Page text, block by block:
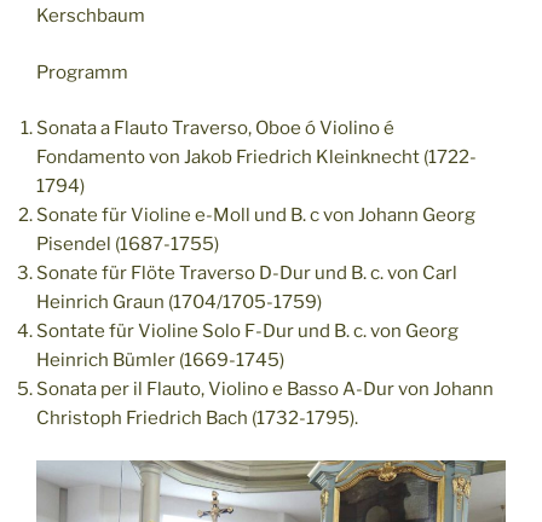
Kerschbaum
Programm
Sonata a Flauto Traverso, Oboe ó Violino é
Fondamento von Jakob Friedrich Kleinknecht (1722-
1794)
Sonate für Violine e-Moll und B. c von Johann Georg
Pisendel (1687-1755)
Sonate für Flöte Traverso D-Dur und B. c. von Carl
Heinrich Graun (1704/1705-1759)
Sontate für Violine Solo F-Dur und B. c. von Georg
Heinrich Bümler (1669-1745)
Sonata per il Flauto, Violino e Basso A-Dur von Johann
Christoph Friedrich Bach (1732-1795).